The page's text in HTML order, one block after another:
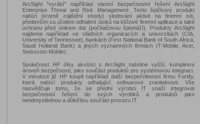
ArcSight "vyrábí" například vlastní bezpečnostní řešení ArcSight
Enterprise Threat and Risk Management. Tento špičkový produkt
nabízí (kromě zajištění shody) sledování aktivit na firemní síti,
především za účelem odhalení útoků na klíčové firemní aplikace a také
ochranu před únikem dat (počítačovou špionáží). Produkty ArcSight
najdeme například ve vládních organizacích a univerzitách (CIA,
University of Tennessee), bankách (First National Bank of South Africa,
Saudi Hollandi Bank) a jiných významných firmách (T-Mobile, Acer,
Swisscom Mobile).
Společnost HP díky akvizici s ArcSight nabídne vyšší, komplexní
úroveň bezpečnosti, jako součást produktů pro systémovou integraci.
V minulosti již HP koupil například další bezpečnbostní firmu Fortify,
která nabízí produkty odhalující softwarové zranitelnosti. Vše
nasvědčuje tomu, že se přední výrobci IT snaží integrovat
bezpečnostní řešení do svých výrobků a produktů jako
neodmyslitelnou a důležitou součást provozu IT.